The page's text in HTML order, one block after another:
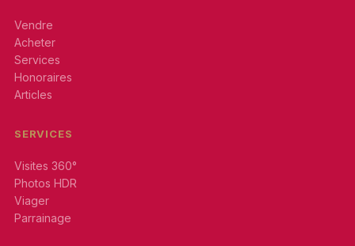
Vendre
Acheter
Services
Honoraires
Articles
SERVICES
Visites 360°
Photos HDR
Viager
Parrainage